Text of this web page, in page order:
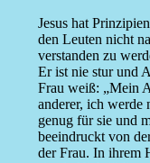
Jesus hat
den Leuten nicht
verstanden zu
Er ist nie stur und
Frau weiß: „Mein
anderer, ich werde
genug für sie und
beeindruckt von
der Frau. In ihrem